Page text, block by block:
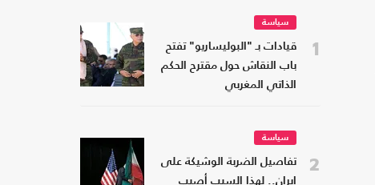
1
سياسة
قيادات بـ "البوليساريو" تفتح
باب النقاش حول مقترح الحكم
الذاتي المغربي
2
سياسة
تفاصيل الضربة الوشيكة على
إيران.. لهذا السبب أصيب